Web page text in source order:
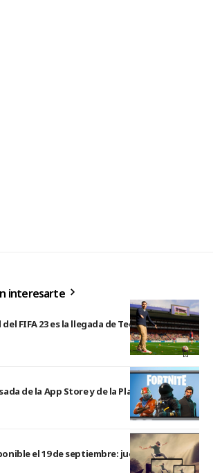
interesarte
FIFA 23 es la llegada de Ted Lasso y AFC
de la App Store y de la Play Store
el 19 de septiembre: juega como